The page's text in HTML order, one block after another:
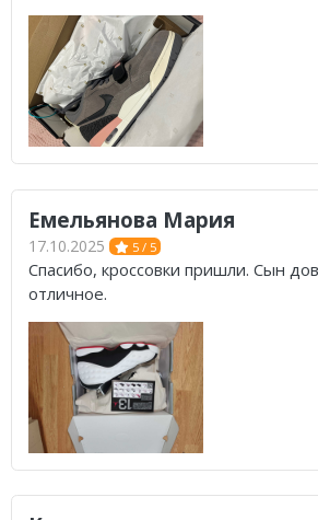
Емельянова Мария
17.10.2025 5 / 5
Спасибо, кроссовки пришли. Сын
отличное.